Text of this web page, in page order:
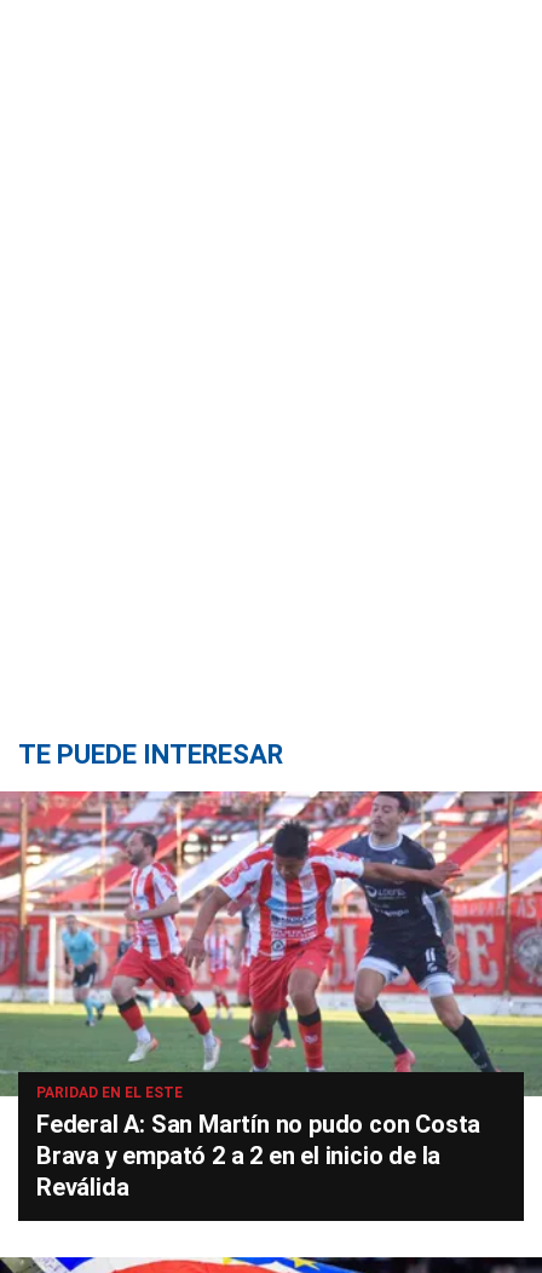
TE PUEDE INTERESAR
PARIDAD EN EL ESTE
Federal A: San Martín no pudo con Costa
Brava y empató 2 a 2 en el inicio de la
Reválida